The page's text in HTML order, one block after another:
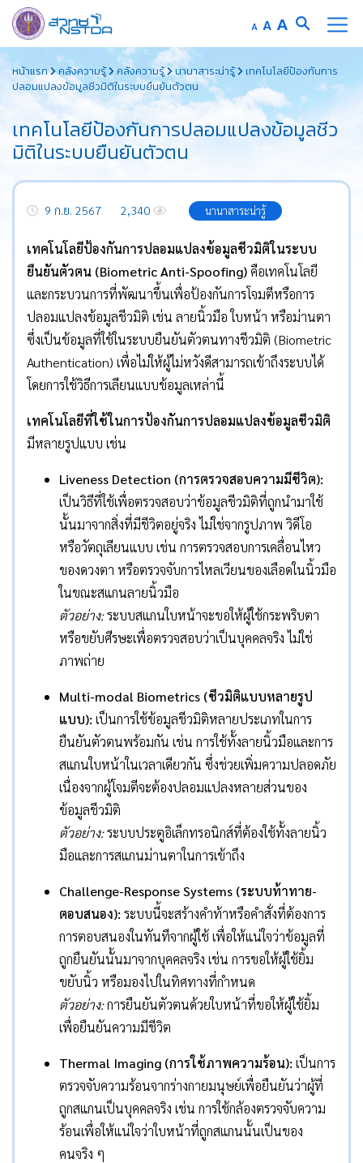
to
content
A Decrease
font
size.
AReset
font
size.
A Increase
font
size.
หน้าแรก คลังความรู้ คลังความรู้ นานาสาระน่ารู้
เทคโนโลยีป้องกันการ
ปลอมแปลงข้อมูลชีวมิติในระบบยืนยันตัวตน
เทคโนโลยีป้องกันการปลอมแปลงข้อมูลชีว
มิติในระบบยืนยันตัวตน
9 ก.ย. 2567 2,340 นานาสาระน่ารู้
เทคโนโลยีป้องกันการปลอมแปลงข้อมูลชีวมิติในระบบ
ยืนยันตัวตน (Biometric Anti-Spoofing)คือเทคโนโลยี
และกระบวนการที่พัฒนาขึ้นเพื่อป้องกันการโจมตีหรือการ
ปลอมแปลงข้อมูลชีวมิติ เช่น ลายนิ้วมือ ใบหน้า หรือม่านตา
ซึ่งเป็นข้อมูลที่ใช้ในระบบยืนยันตัวตนทางชีวมิติ (Biometric
Authentication) เพื่อไม่ให้ผู้ไม่หวังดีสามารถเข้าถึงระบบได้
โดยการใช้วิธีการเลียนแบบข้อมูลเหล่านี้
เทคโนโลยีที่ใช้ในการป้องกันการปลอมแปลงข้อมูลชีวมิติ
มีหลายรูปแบบ เช่น
Liveness Detection (การตรวจสอบความมีชีวิต):
เป็นวิธีที่ใช้เพื่อตรวจสอบว่าข้อมูลชีวมิติที่ถูกนำมาใช้
นั้นมาจากสิ่งที่มีชีวิตอยู่จริง ไม่ใช่จากรูปภาพ วิดีโอ
หรือวัตถุเลียนแบบ เช่น การตรวจสอบการเคลื่อนไหว
ของดวงตา หรือตรวจจับการไหลเวียนของเลือดในนิ้วมือ
ในขณะสแกนลายนิ้วมือ
ตัวอย่าง:ระบบสแกนใบหน้าจะขอให้ผู้ใช้กระพริบตา
หรือขยับศีรษะเพื่อตรวจสอบว่าเป็นบุคคลจริง ไม่ใช่
ภาพถ่าย
Multi-modal Biometrics (ชีวมิติแบบหลายรูป
แบบ): เป็นการใช้ข้อมูลชีวมิติหลายประเภทในการ
ยืนยันตัวตนพร้อมกัน เช่น การใช้ทั้งลายนิ้วมือและการ
สแกนใบหน้าในเวลาเดียวกัน ซึ่งช่วยเพิ่มความปลอดภัย
เนื่องจากผู้โจมตีจะต้องปลอมแปลงหลายส่วนของ
ข้อมูลชีวมิติ
ตัวอย่าง:ระบบประตูอิเล็กทรอนิกส์ที่ต้องใช้ทั้งลายนิ้ว
มือและการสแกนม่านตาในการเข้าถึง
Challenge-Response Systems (ระบบท้าทาย-
ตอบสนอง): ระบบนี้จะสร้างคำท้าหรือคำสั่งที่ต้องการ
การตอบสนองในทันทีจากผู้ใช้ เพื่อให้แน่ใจว่าข้อมูลที่
ถูกยืนยันนั้นมาจากบุคคลจริง เช่น การขอให้ผู้ใช้ยิ้ม
ขยับนิ้ว หรือมองไปในทิศทางที่กำหนด
ตัวอย่าง:การยืนยันตัวตนด้วยใบหน้าที่ขอให้ผู้ใช้ยิ้ม
เพื่อยืนยันความมีชีวิต
Thermal Imaging (การใช้ภาพความร้อน): เป็นการ
ตรวจจับความร้อนจากร่างกายมนุษย์เพื่อยืนยันว่าผู้ที่
ถูกสแกนเป็นบุคคลจริง เช่น การใช้กล้องตรวจจับความ
ร้อนเพื่อให้แน่ใจว่าใบหน้าที่ถูกสแกนนั้นเป็นของ
คนจริง ๆ